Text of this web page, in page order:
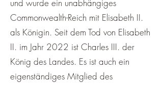
und wurde ein unabhängiges
Commonwealth-Reich mit Elisabeth II.
als Königin. Seit dem Tod von Elisabeth
II. im Jahr 2022 ist Charles III. der
König des Landes. Es ist auch ein
eigenständiges Mitglied des